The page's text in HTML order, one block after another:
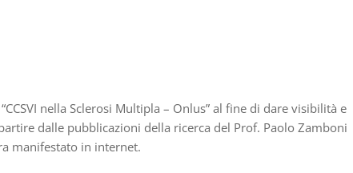
nella Sclerosi Multipla – Onlus” al fine di dare visibilità e
dalle pubblicazioni della ricerca del Prof. Paolo Zamboni
manifestato in internet.